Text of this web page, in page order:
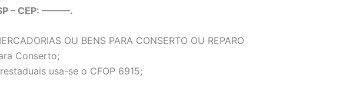
– CEP: ———.
OU BENS PARA CONSERTO OU REPARO
Conserto;
usa-se o CFOP 6915;